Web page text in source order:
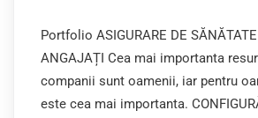
Portfolio ASIGURARE DE
ANGAJAȚI Cea mai importanta
companii sunt oamenii, iar pentru
este cea mai importanta.